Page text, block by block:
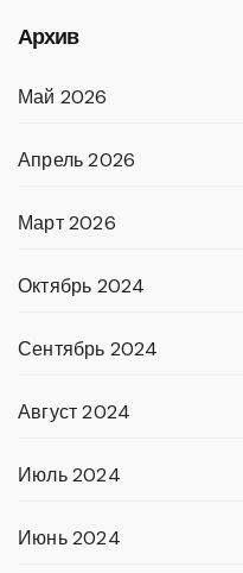
Архив
Май 2026
Апрель 2026
Март 2026
Октябрь 2024
Сентябрь 2024
Август 2024
Июль 2024
Июнь 2024